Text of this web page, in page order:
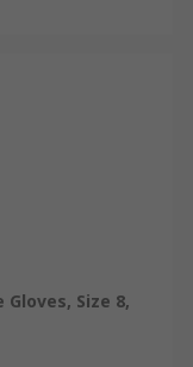
Gloves, Size 8,